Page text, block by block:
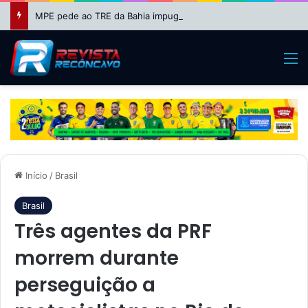
Início / Brasil
Brasil
Três agentes da PRF
morrem durante
perseguição a